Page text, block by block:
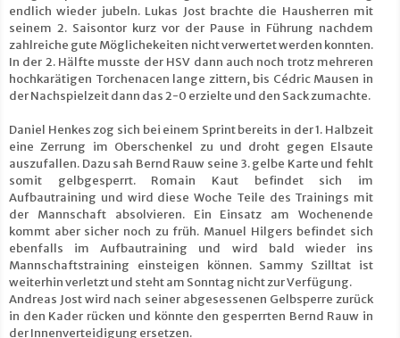
endlich wieder jubeln. Lukas Jost brachte die Hausherren mit
seinem 2. Saisontor kurz vor der Pause in Führung nachdem
zahlreiche gute Möglichekeiten nicht verwertet werden konnten.
In der 2. Hälfte musste der HSV dann auch noch trotz mehreren
hochkarätigen Torchenacen lange zittern, bis Cédric Mausen in
der Nachspielzeit dann das 2-0 erzielte und den Sack zumachte.
Daniel Henkes zog sich bei einem Sprint bereits in der 1. Halbzeit
eine Zerrung im Oberschenkel zu und droht gegen Elsaute
auszufallen. Dazu sah Bernd Rauw seine 3. gelbe Karte und fehlt
somit gelbgesperrt. Romain Kaut befindet sich im
Aufbautraining und wird diese Woche Teile des Trainings mit
der Mannschaft absolvieren. Ein Einsatz am Wochenende
kommt aber sicher noch zu früh. Manuel Hilgers befindet sich
ebenfalls im Aufbautraining und wird bald wieder ins
Mannschaftstraining einsteigen können. Sammy Szilltat ist
weiterhin verletzt und steht am Sonntag nicht zur Verfügung.
Andreas Jost wird nach seiner abgesessenen Gelbsperre zurück
in den Kader rücken und könnte den gesperrten Bernd Rauw in
der Innenverteidigung ersetzen.